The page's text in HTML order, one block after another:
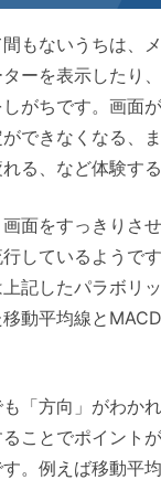
もないうちは、
ーを表示したり
がちです。画面
できなくなる、
る、など体験する
面をすっきりさ
しているようで
記したパラボリ
動平均線と
「方向」がわか
ことでポイント
。例えば移動平